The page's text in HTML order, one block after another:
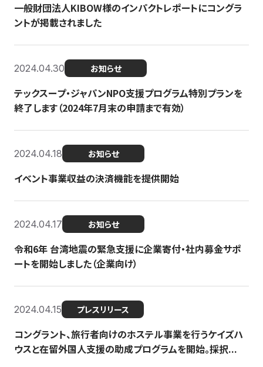
一般財団法人KIBOW様のインパクトレポートにコングラ
ントが掲載されました
2024.04.30 お知らせ
テックスープ・ジャパンNPO支援プログラム特別プランを
終了します（2024年7月末の申請まで有効）
2024.04.18 お知らせ
イベント事業収益の決済機能を提供開始
2024.04.17 お知らせ
令和6年 台湾地震の緊急支援に企業寄付・社内募金サポ
ートを開始しました（企業向け）
2024.04.15 プレスリリース
コングラント、旅行者向けのホステル事業を行うケイズハ
ウスと在留外国人支援の助成プログラムを開始。採択...